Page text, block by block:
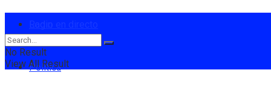
Política
No Result
View All Result